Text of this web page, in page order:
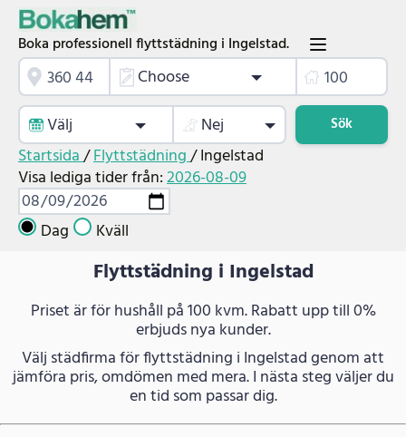
Boka professionell flyttstädning i Ingelstad.
Choose
Välj
Nej Sök
Startsida/Flyttstädning/Ingelstad
Visa lediga tider från:2026-08-09
Dag Kväll
Flyttstädning i Ingelstad
Priset är för hushåll på 100 kvm. Rabatt upp till 0%
erbjuds nya kunder.
Välj städfirma för flyttstädning i Ingelstad genom att
jämföra pris, omdömen med mera. I nästa steg väljer du
en tid som passar dig.